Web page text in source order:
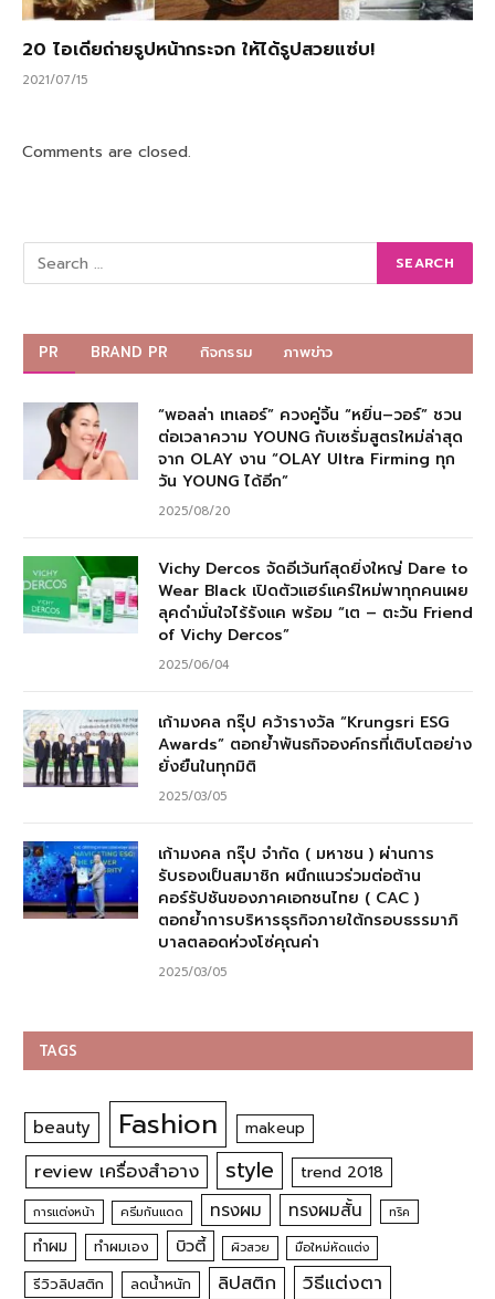
20 ไอเดียถ่ายรูปหน้ากระจก ให้ได้รูปสวยแซ่บ!
2021/07/15
Comments are closed.
PR BRAND PR กิจกรรม ภาพข่าว
“พอลล่า เทเลอร์” ควงคู่จิ้น “หยิ่น–วอร์” ชวน
ต่อเวลาความ YOUNG กับเซรั่มสูตรใหม่ล่าสุด
จาก OLAY งาน “OLAY Ultra Firming ทุก
วัน YOUNG ได้อีก”
2025/08/20
Vichy Dercos จัดอีเว้นท์สุดยิ่งใหญ่ Dare to
Wear Black เปิดตัวแฮร์แคร์ใหม่พาทุกคนเผย
ลุคดำมั่นใจไร้รังแค พร้อม “เต – ตะวัน Friend
of Vichy Dercos”
2025/06/04
เก้ามงคล กรุ๊ป คว้ารางวัล “Krungsri ESG
Awards” ตอกย้ำพันธกิจองค์กรที่เติบโตอย่าง
ยั่งยืนในทุกมิติ
2025/03/05
เก้ามงคล กรุ๊ป จำกัด ( มหาชน ) ผ่านการ
รับรองเป็นสมาชิก ผนึกแนวร่วมต่อต้าน
คอร์รัปชันของภาคเอกชนไทย ( CAC )
ตอกย้ำการบริหารธุรกิจภายใต้กรอบธรรมาภิ
บาลตลอดห่วงโซ่คุณค่า
2025/03/05
TAGS
beauty Fashion makeup
review เครื่องสำอาง style trend 2018
การแต่งหน้า ครีมกันแดด ทรงผม ทรงผมสั้น ทริค
ทำผม ทำผมเอง บิวตี้ ผิวสวย มือใหม่หัดแต่ง
รีวิวลิปสติก ลดน้ำหนัก ลิปสติก
วิธีแต่งตา